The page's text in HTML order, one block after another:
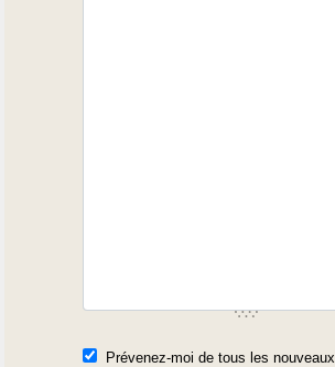
Prévenez-moi de tous les nouveaux